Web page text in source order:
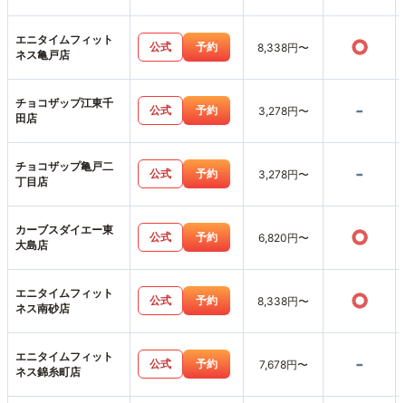
エニタイムフィット
ネス亀戸店
公式 予約 8,338円〜 ○
チョコザップ江東千
田店
公式 予約 3,278円〜 -
チョコザップ亀戸二
丁目店
公式 予約 3,278円〜 -
カーブスダイエー東
大島店
公式 予約 6,820円〜 ○
エニタイムフィット
ネス南砂店
公式 予約 8,338円〜 ○
エニタイムフィット
ネス錦糸町店
公式 予約 7,678円〜 -